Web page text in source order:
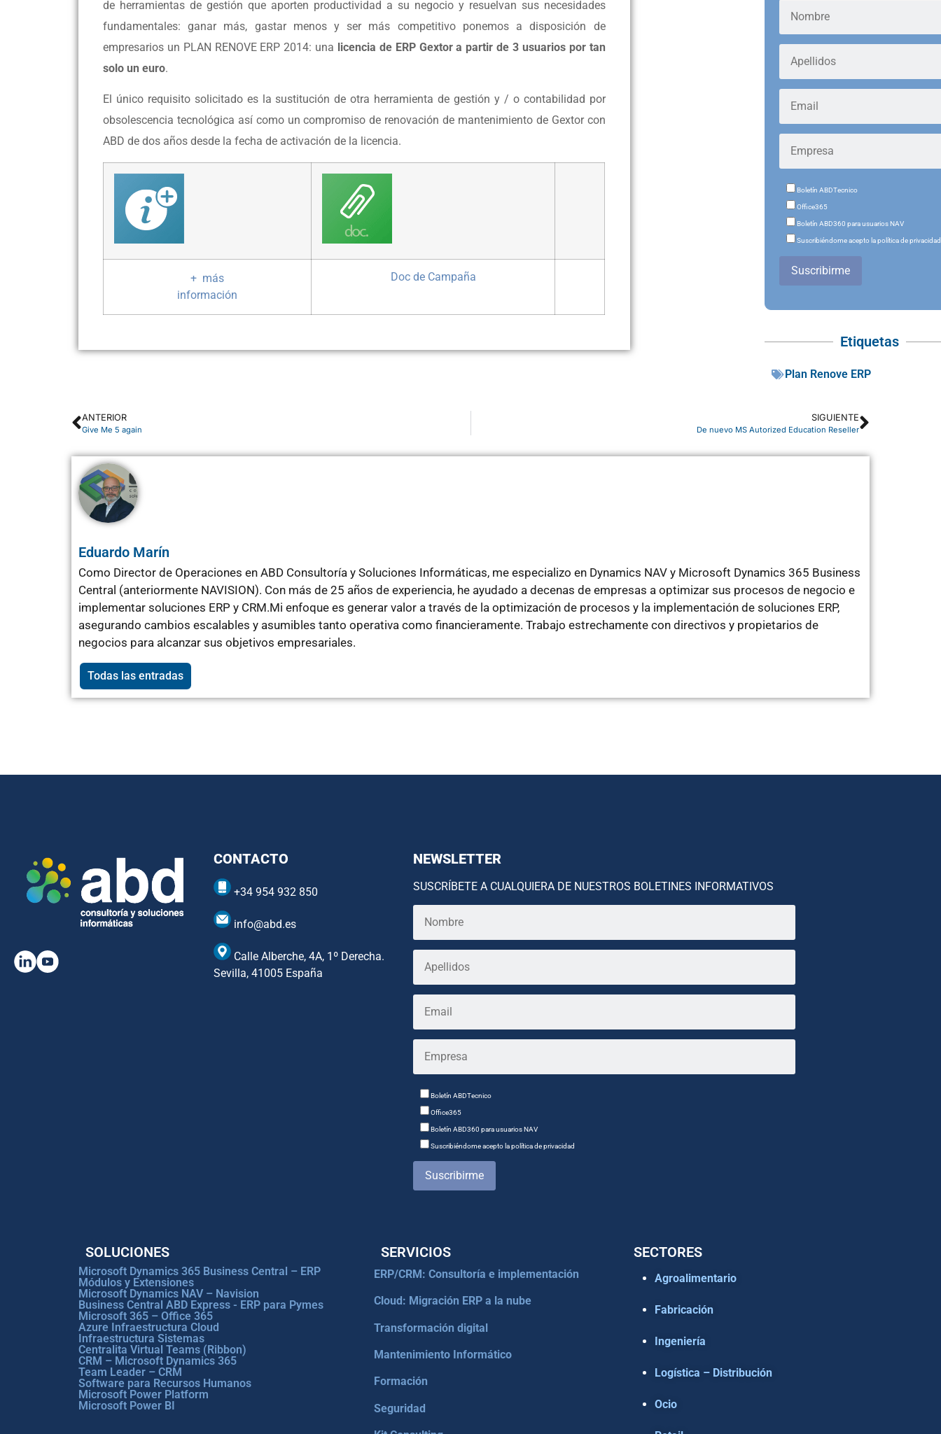
de herramientas de gestión que aporten productividad a su negocio y resuelvan sus necesidades
fundamentales: ganar más, gastar menos y ser más competitivo ponemos a disposición de
empresarios un PLAN RENOVE ERP 2014: una licencia de ERP Gextor a partir de 3 usuarios por tan
solo un euro.
El único requisito solicitado es la sustitución de otra herramienta de gestión y / o contabilidad por
obsolescencia tecnológica así como un compromiso de renovación de mantenimiento de Gextor con
ABD de dos años desde la fecha de activación de la licencia.
+ más
información
Doc de Campaña
Boletín ABDTecnico
Office365
Boletín ABD360 para usuarios NAV
Suscribiéndome acepto la política de privacidad
Suscribirme
Etiquetas
Plan Renove ERP
ANTERIOR
Give Me 5 again
SIGUIENTE
De nuevo MS Autorized Education Reseller
Eduardo Marín
Como Director de Operaciones en ABD Consultoría y Soluciones Informáticas, me especializo en Dynamics NAV y Microsoft Dynamics 365 Business
Central (anteriormente NAVISION). Con más de 25 años de experiencia, he ayudado a decenas de empresas a optimizar sus procesos de negocio e
implementar soluciones ERP y CRM.Mi enfoque es generar valor a través de la optimización de procesos y la implementación de soluciones ERP,
asegurando cambios escalables y asumibles tanto operativa como financieramente. Trabajo estrechamente con directivos y propietarios de
negocios para alcanzar sus objetivos empresariales.
Todas las entradas
CONTACTO
+34 954 932 850
info@abd.es
Calle Alberche, 4A, 1º Derecha.
Sevilla, 41005 España
NEWSLETTER
SUSCRÍBETE A CUALQUIERA DE NUESTROS BOLETINES INFORMATIVOS
Boletín ABDTecnico
Office365
Boletín ABD360 para usuarios NAV
Suscribiéndome acepto la política de privacidad
Suscribirme
SOLUCIONES
Microsoft Dynamics 365 Business Central – ERP
Módulos y Extensiones
Microsoft Dynamics NAV – Navision
Business Central ABD Express - ERP para Pymes
Microsoft 365 – Office 365
Azure Infraestructura Cloud
Infraestructura Sistemas
Centralita Virtual Teams (Ribbon)
CRM – Microsoft Dynamics 365
Team Leader – CRM
Software para Recursos Humanos
Microsoft Power Platform
Microsoft Power BI
SERVICIOS
ERP/CRM: Consultoría e implementación
Cloud: Migración ERP a la nube
Transformación digital
Mantenimiento Informático
Formación
Seguridad
SECTORES
Agroalimentario
Fabricación
Ingeniería
Logística – Distribución
Ocio